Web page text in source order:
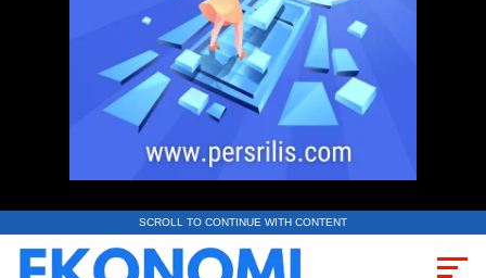
SCROLL TO CONTINUE WITH CONTENT